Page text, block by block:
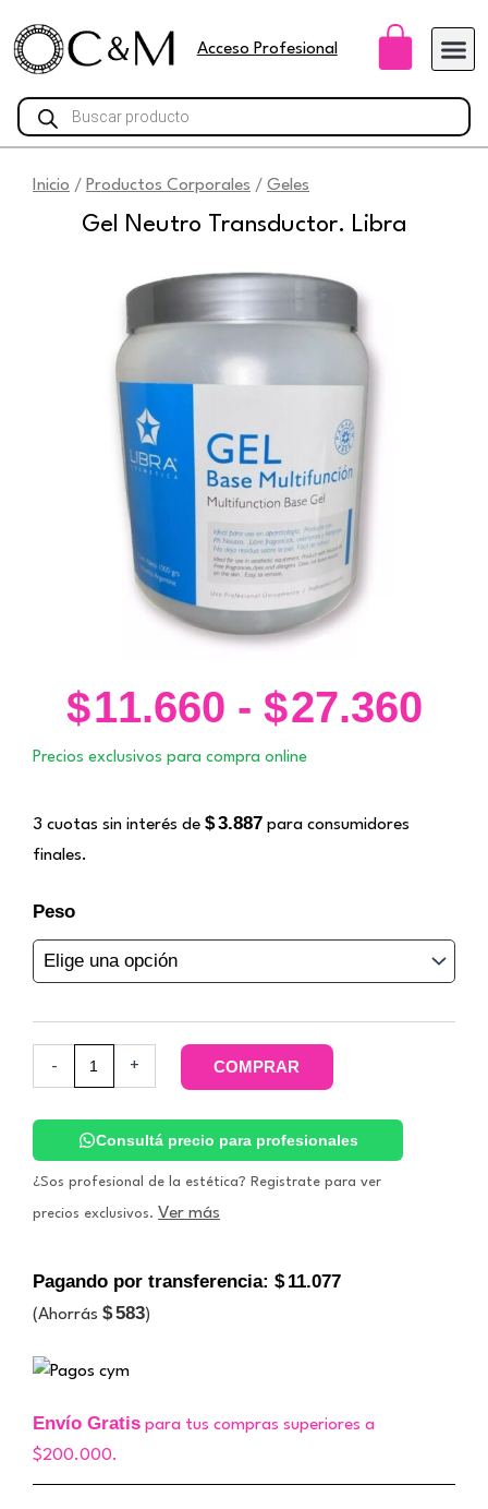
contenido
Acceso Profesional
Búsqueda
de
productos
Inicio / Productos Corporales / Geles
Gel Neutro Transductor. Libra
$11.660 - $27.360
Precios exclusivos para compra online
3 cuotas sin interés de $3.887 para consumidores
finales.
Peso
-
Gel
Neutro
Transductor.
Libra
cantidad
+ COMPRAR
Consultá precio para profesionales
¿Sos profesional de la estética? Registrate para ver
precios exclusivos. Ver más
Pagando por transferencia: $ 11.077
(Ahorrás $583)
Envío Gratis para tus compras superiores a
$200.000.